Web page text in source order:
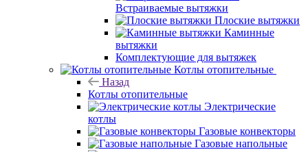
Встраиваемые вытяжки
Плоские вытяжки
Каминные
вытяжки
Комплектующие для вытяжек
Котлы отопительные
Назад
Котлы отопительные
Электрические
котлы
Газовые конвекторы
Газовые напольные